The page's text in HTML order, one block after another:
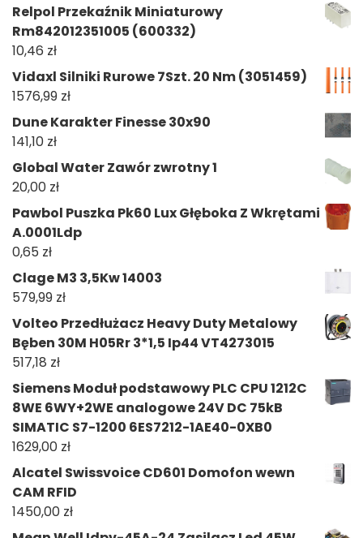
Relpol Przekaźnik Miniaturowy
Rm842012351005 (600332)
10,46 zł
Vidaxl Silniki Rurowe 7Szt. 20 Nm (3051459)
1576,99 zł
Dune Karakter Finesse 30x90
141,10 zł
Global Water Zawór zwrotny 1
20,00 zł
Pawbol Puszka Pk60 Lux Głęboka Z Wkrętami
A.0001Ldp
0,65 zł
Clage M3 3,5Kw 14003
579,99 zł
Volteo Przedłużacz Heavy Duty Metalowy
Bęben 30M H05Rr 3*1,5 Ip44 VT4273015
517,18 zł
Siemens Moduł podstawowy PLC CPU 1212C
8WE 6WY+2WE analogowe 24V DC 75kB
SIMATIC S7-1200 6ES7212-1AE40-0XB0
1629,00 zł
Alcatel Swissvoice CD601 Domofon wewn
CAM RFID
1450,00 zł